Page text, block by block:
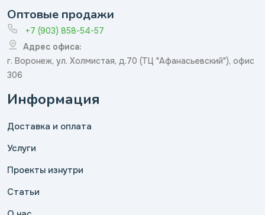
Оптовые продажи
+7 (903) 858-54-57
Адрес офиса:
г. Воронеж, ул. Холмистая, д.70 (ТЦ "Афанасьевский"), офис
306
Информация
Доставка и оплата
Услуги
Проекты изнутри
Статьи